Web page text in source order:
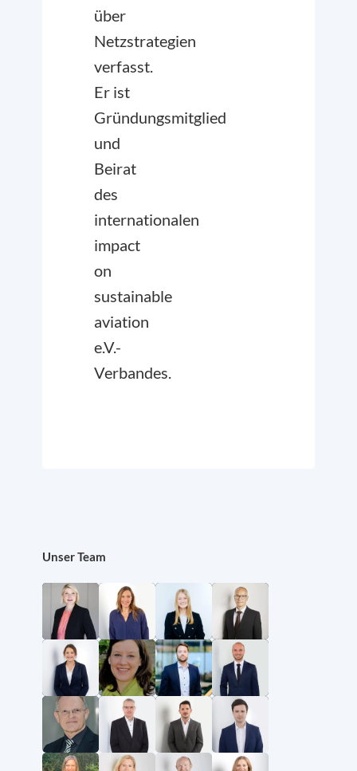
über
Netzstrategien
verfasst.
Er ist
Gründungsmitglied
und
Beirat
des
internationalen
impact
on
sustainable
aviation
e.V.-
Verbandes.
Unser Team